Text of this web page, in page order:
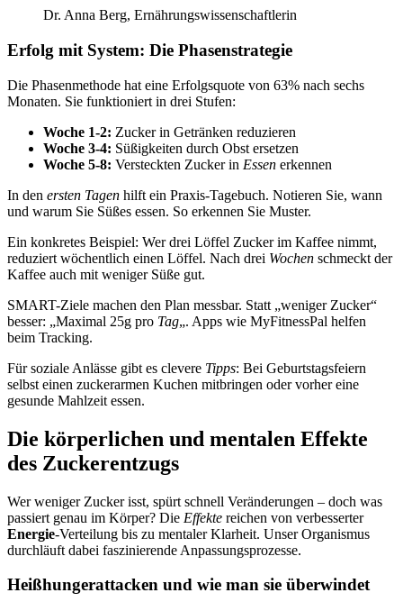
Dr. Anna Berg, Ernährungswissenschaftlerin
Erfolg mit System: Die Phasenstrategie
Die Phasenmethode hat eine Erfolgsquote von 63% nach sechs
Monaten. Sie funktioniert in drei Stufen:
Woche 1-2: Zucker in Getränken reduzieren
Woche 3-4: Süßigkeiten durch Obst ersetzen
Woche 5-8: Versteckten Zucker in Essen erkennen
In den ersten Tagen hilft ein Praxis-Tagebuch. Notieren Sie, wann
und warum Sie Süßes essen. So erkennen Sie Muster.
Ein konkretes Beispiel: Wer drei Löffel Zucker im Kaffee nimmt,
reduziert wöchentlich einen Löffel. Nach drei Wochen schmeckt der
Kaffee auch mit weniger Süße gut.
SMART-Ziele machen den Plan messbar. Statt „weniger Zucker“
besser: „Maximal 25g pro Tag„. Apps wie MyFitnessPal helfen
beim Tracking.
Für soziale Anlässe gibt es clevere Tipps: Bei Geburtstagsfeiern
selbst einen zuckerarmen Kuchen mitbringen oder vorher eine
gesunde Mahlzeit essen.
Die körperlichen und mentalen Effekte
des Zuckerentzugs
Wer weniger Zucker isst, spürt schnell Veränderungen – doch was
passiert genau im Körper? Die Effekte reichen von verbesserter
Energie-Verteilung bis zu mentaler Klarheit. Unser Organismus
durchläuft dabei faszinierende Anpassungsprozesse.
Heißhungerattacken und wie man sie überwindet